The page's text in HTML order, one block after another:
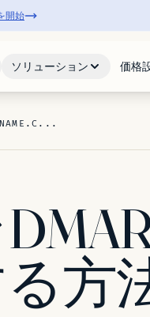
開始
ソリューション 価格
NAME.C...
方